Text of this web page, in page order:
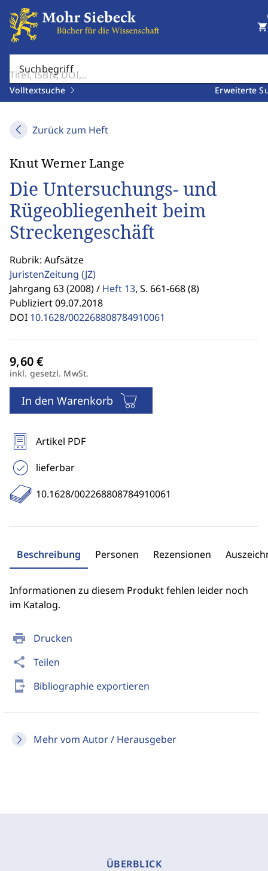
Suchbegriff
Volltextsuche Erweiterte
shopping_cart
Zurück zum Heft
print Drucken
share Teilen
send_to_mobile Bibliographie exportieren
Mehr vom Autor / Herausgeber
Knut Werner Lange
Die Untersuchungs- und
Rügeobliegenheit beim
Streckengeschäft
Rubrik: Aufsätze
JuristenZeitung (JZ)
Jahrgang 63 (2008) / Heft 13, S. 661-668 (8)
Publiziert 09.07.2018
DOI 10.1628/002268808784910061
inkl. gesetzl. MwSt.
In den Warenkorb
Artikel PDF
lieferbar
10.1628/002268808784910061
Beschreibung Personen Rezensionen
Informationen zu diesem Produkt fehlen leider noch
im Katalog.
ÜBERBLICK